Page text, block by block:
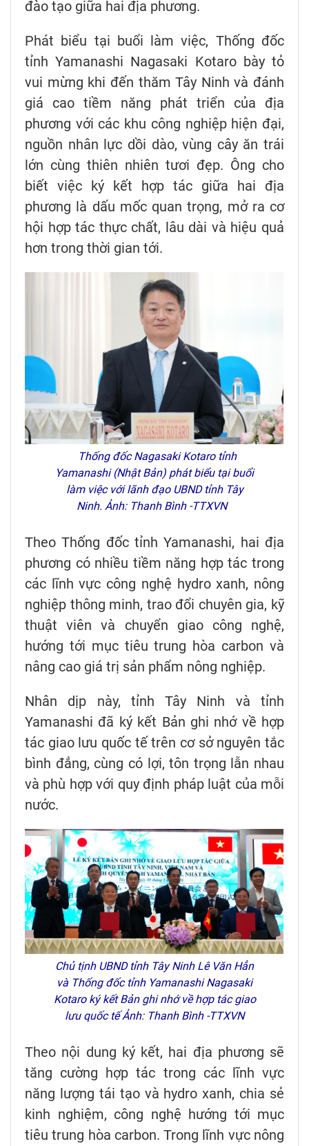
đào tạo giữa hai địa phương.
Phát biểu tại buổi làm việc, Thống đốc
tỉnh Yamanashi Nagasaki Kotaro bày tỏ
vui mừng khi đến thăm Tây Ninh và đánh
giá cao tiềm năng phát triển của địa
phương với các khu công nghiệp hiện đại,
nguồn nhân lực dồi dào, vùng cây ăn trái
lớn cùng thiên nhiên tươi đẹp. Ông cho
biết việc ký kết hợp tác giữa hai địa
phương là dấu mốc quan trọng, mở ra cơ
hội hợp tác thực chất, lâu dài và hiệu quả
hơn trong thời gian tới.
Thống đốc Nagasaki Kotaro tỉnh
Yamanashi (Nhật Bản) phát biểu tại buổi
làm việc với lãnh đạo UBND tỉnh Tây
Ninh. Ảnh: Thanh Bình -TTXVN
Theo Thống đốc tỉnh Yamanashi, hai địa
phương có nhiều tiềm năng hợp tác trong
các lĩnh vực công nghệ hydro xanh, nông
nghiệp thông minh, trao đổi chuyên gia, kỹ
thuật viên và chuyển giao công nghệ,
hướng tới mục tiêu trung hòa carbon và
nâng cao giá trị sản phẩm nông nghiệp.
Nhân dịp này, tỉnh Tây Ninh và tỉnh
Yamanashi đã ký kết Bản ghi nhớ về hợp
tác giao lưu quốc tế trên cơ sở nguyên tắc
bình đẳng, cùng có lợi, tôn trọng lẫn nhau
và phù hợp với quy định pháp luật của mỗi
nước.
Chủ tịnh UBND tỉnh Tây Ninh Lê Văn Hẳn
và Thống đốc tỉnh Yamanashi Nagasaki
Kotaro ký kết Bản ghi nhớ về hợp tác giao
lưu quốc tế Ảnh: Thanh Bình -TTXVN
Theo nội dung ký kết, hai địa phương sẽ
tăng cường hợp tác trong các lĩnh vực
năng lượng tái tạo và hydro xanh, chia sẻ
kinh nghiệm, công nghệ hướng tới mục
tiêu trung hòa carbon. Trong lĩnh vực nông